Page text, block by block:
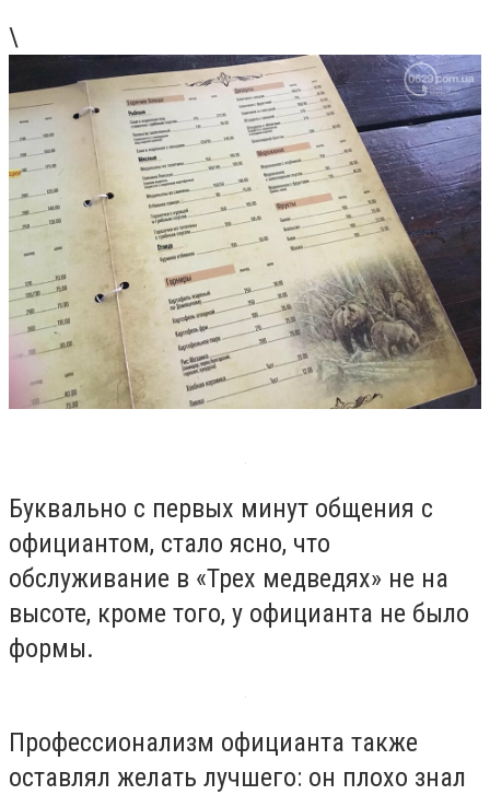
\
Буквально с первых минут общения с
официантом, стало ясно, что
обслуживание в «Трех медведях» не на
высоте, кроме того, у официанта не было
формы.
Профессионализм официанта также
оставлял желать лучшего: он плохо знал